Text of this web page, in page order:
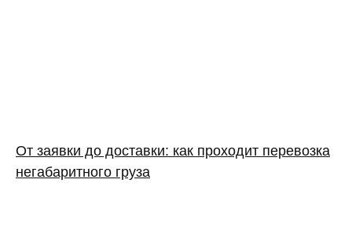
От заявки до доставки: как проходит перевозка
негабаритного груза